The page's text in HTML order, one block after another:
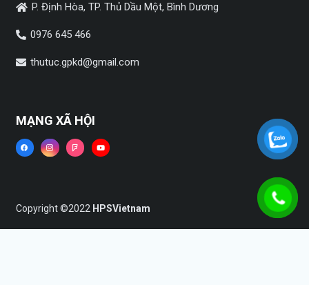
P. Định Hòa, TP. Thủ Dầu Một, Bình Dương
0976 645 466
thutuc.gpkd@gmail.com
MẠNG XÃ HỘI
Copyright ©2022 HPSVietnam